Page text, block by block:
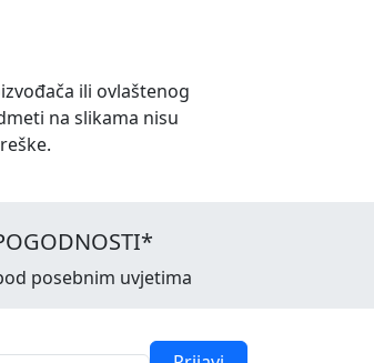
ili ovlaštenog
na slikama nisu
posebnim uvjetima